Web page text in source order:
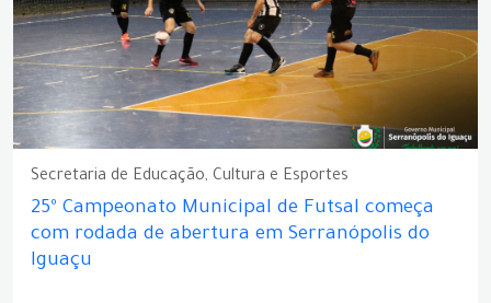
Secretaria de Educação, Cultura e Esportes
25º Campeonato Municipal de Futsal começa
com rodada de abertura em Serranópolis do
Iguaçu